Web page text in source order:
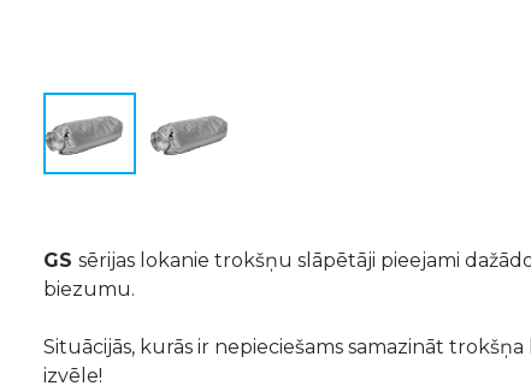
GS sērijas lokanie trokšņu slāpētāji pieejami
biezumu.
Situācijās, kurās ir nepieciešams samazināt
izvēle!